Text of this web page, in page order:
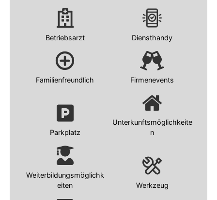
Betriebsarzt Diensthandy
Familienfreundlich Firmenevents
Parkplatz
Unterkunftsmöglichkeite
n
Weiterbildungsmöglichk
eiten
Werkzeug